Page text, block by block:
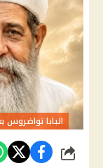
البابا
شارك